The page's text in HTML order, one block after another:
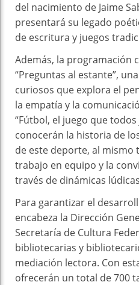
del nacimiento de Jaime
presentará su legado
de escritura y juegos
Además, la programación
“Preguntas al estante”,
curiosos que explora el
la empatía y la
“Fútbol, el juego que
conocerán la historia de
de este deporte, al mismo
trabajo en equipo y la
través de dinámicas
Para garantizar el
encabeza la Dirección
Secretaría de Cultura
bibliotecarias y
mediación lectora. Con
ofrecerán un total de 700